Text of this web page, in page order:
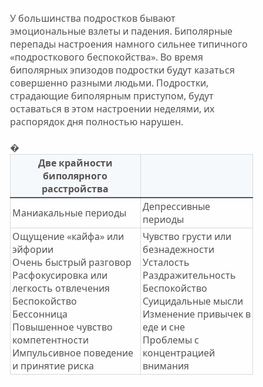
У большинства подростков бывают
эмоциональные взлеты и падения. Биполярные
перепады настроения намного сильнее типичного
«подросткового беспокойства». Во время
биполярных эпизодов подростки будут казаться
совершенно разными людьми. Подростки,
страдающие биполярным приступом, будут
оставаться в этом настроении неделями, их
распорядок дня полностью нарушен.
�
Две крайности
биполярного
расстройства
Маниакальные периоды
Депрессивные
периоды
Ощущение «кайфа» или
эйфории
Очень быстрый разговор
Расфокусировка или
легкость отвлечения
Беспокойство
Бессонница
Повышенное чувство
компетентности
Импульсивное поведение
и принятие риска
Чувство грусти или
безнадежности
Усталость
Раздражительность
Беспокойство
Суицидальные мысли
Изменение привычек в
еде и сне
Проблемы с
концентрацией
внимания